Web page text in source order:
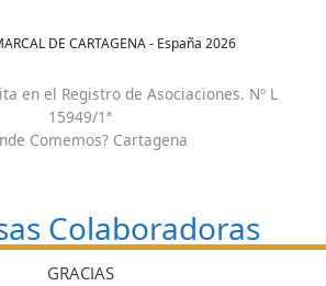
DE CARTAGENA - España 2026
en el Registro de Asociaciones. Nº L
15949/1ª
Comemos? Cartagena
Colaboradoras
GRACIAS